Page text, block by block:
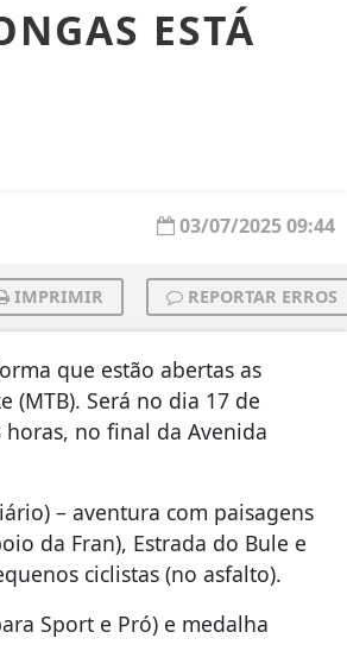
ESTÁ
03/07/2025 09:44
IMPRIMIR REPORTAR ERROS
que estão abertas as
(MTB). Será no dia 17 de
no final da Avenida
– aventura com paisagens
da Fran), Estrada do Bule e
ciclistas (no asfalto).
Sport e Pró) e medalha